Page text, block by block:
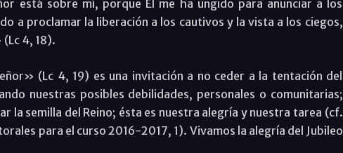
está sobre mí, porque Él me ha ungido para anunciar a los
a proclamar la liberación a los cautivos y la vista a los ciegos,
4, 18).
(Lc 4, 19) es una invitación a no ceder a la tentación del
nuestras posibles debilidades, personales o comunitarias;
la semilla del Reino; ésta es nuestra alegría y nuestra tarea (cf.
para el curso 2016-2017, 1). Vivamos la alegría del Jubileo